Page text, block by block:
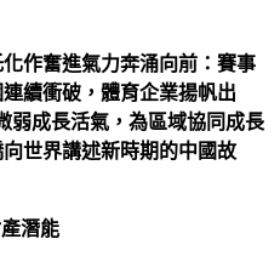
作奮進氣力奔涌向前：賽事
續衝破，體育企業揚帆出
成長活氣，為區域協同成長
世界講述新時期的中國故
潛能